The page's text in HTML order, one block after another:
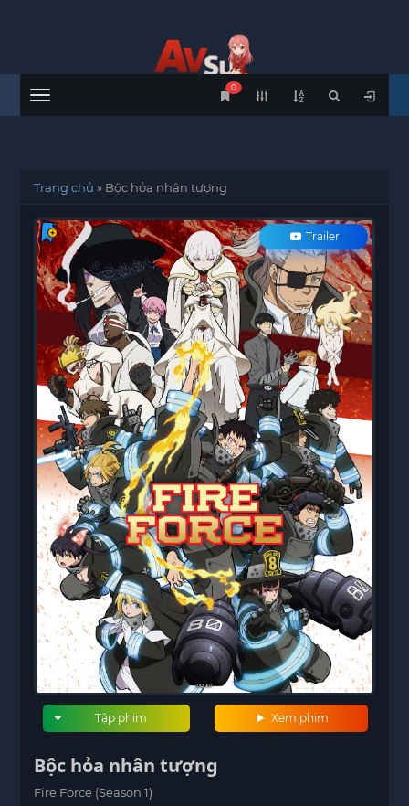
Menu
0
Trang chủ » Bộc hỏa nhân tượng
Trailer
Xem phim
Tập phim
Bộc hỏa nhân tượng
Fire Force (Season 1)